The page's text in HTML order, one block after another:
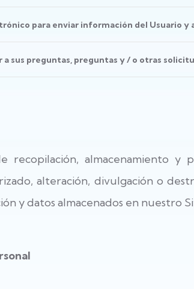
para enviar información del Usuario y
sus preguntas, preguntas y / o otras
recopilación, almacenamiento
alteración, divulgación o
y datos almacenados en nuestro